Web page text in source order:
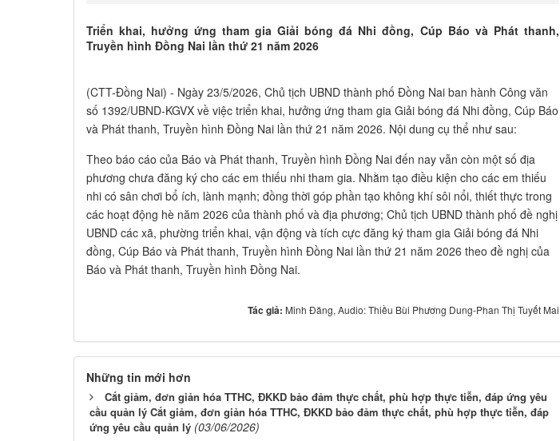
Triển khai, hưởng ứng tham gia Giải bóng đá Nhi đồng, Cúp Báo và Phát thanh,
Truyền hình Đồng Nai lần thứ 21 năm 2026
(CTT-Đồng Nai) - Ngày 23/5/2026, Chủ tịch UBND thành phố Đồng Nai ban hành Công văn
số 1392/UBND-KGVX về việc triển khai, hưởng ứng tham gia Giải bóng đá Nhi đồng, Cúp Báo
và Phát thanh, Truyền hình Đồng Nai lần thứ 21 năm 2026. Nội dung cụ thể như sau:
Theo báo cáo của Báo và Phát thanh, Truyền hình Đồng Nai đến nay vẫn còn một số địa
phương chưa đăng ký cho các em thiếu nhi tham gia. Nhằm tạo điều kiện cho các em thiếu
nhi có sân chơi bổ ích, lành mạnh; đồng thời góp phần tạo không khí sôi nổi, thiết thực trong
các hoạt động hè năm 2026 của thành phố và địa phương; Chủ tịch UBND thành phố đề nghị
UBND các xã, phường triển khai, vận động và tích cực đăng ký tham gia Giải bóng đá Nhi
đồng, Cúp Báo và Phát thanh, Truyền hình Đồng Nai lần thứ 21 năm 2026 theo đề nghị của
Báo và Phát thanh, Truyền hình Đồng Nai.
Tác giả: Minh Đăng, Audio: Thiều Bùi Phương Dung-Phan Thị Tuyết Mai
Những tin mới hơn
Cắt giảm, đơn giản hóa TTHC, ĐKKD bảo đảm thực chất, phù hợp thực tiễn, đáp ứng yêu
cầu quản lý Cắt giảm, đơn giản hóa TTHC, ĐKKD bảo đảm thực chất, phù hợp thực tiễn, đáp
ứng yêu cầu quản lý (03/06/2026)